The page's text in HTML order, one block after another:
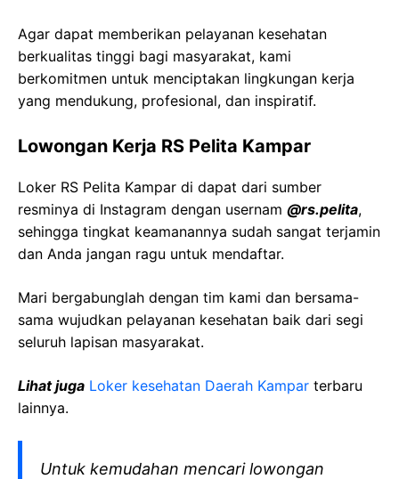
Agar dapat memberikan pelayanan kesehatan
berkualitas tinggi bagi masyarakat, kami
berkomitmen untuk menciptakan lingkungan kerja
yang mendukung, profesional, dan inspiratif.
Lowongan Kerja RS Pelita Kampar
Loker RS Pelita Kampar di dapat dari sumber
resminya di Instagram dengan usernam @rs.pelita,
sehingga tingkat keamanannya sudah sangat terjamin
dan Anda jangan ragu untuk mendaftar.
Mari bergabunglah dengan tim kami dan bersama-
sama wujudkan pelayanan kesehatan baik dari segi
seluruh lapisan masyarakat.
Lihat juga Loker kesehatan Daerah Kampar terbaru
lainnya.
Untuk kemudahan mencari lowongan